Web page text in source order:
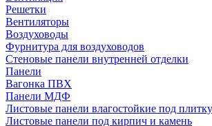
Решетки
Вентиляторы
Воздуховоды
Фурнитура для воздуховодов
Стеновые панели внутренней отделки
Панели
Вагонка ПВХ
Панели МДФ
Листовые панели влагостойкие под плитку
Листовые панели под кирпич и камень